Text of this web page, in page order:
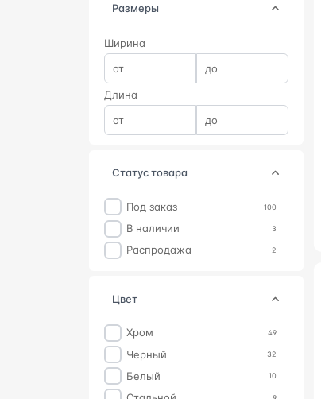
Размеры
Ширина
Длина
статус товара
Под заказ 100
В наличии 3
Распродажа 2
цвет
Хром 49
Черный 32
Белый 10